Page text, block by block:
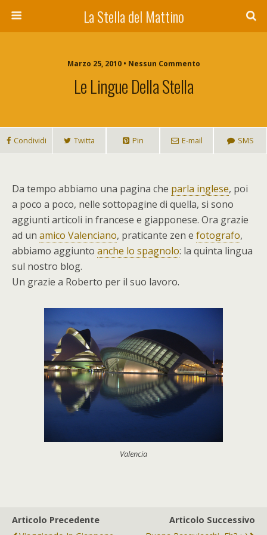
La Stella del Mattino
Marzo 25, 2010 • Nessun Commento
Le Lingue Della Stella
Condividi Twitta Pin E-mail SMS
Da tempo abbiamo una pagina che parla inglese, poi
a poco a poco, nelle sottopagine di quella, si sono
aggiunti articoli in francese e giapponese. Ora grazie
ad un amico Valenciano, praticante zen e fotografo,
abbiamo aggiunto anche lo spagnolo: la quinta lingua
sul nostro blog.
Un grazie a Roberto per il suo lavoro.
Valencia
Articolo Precedente
Articolo Successivo